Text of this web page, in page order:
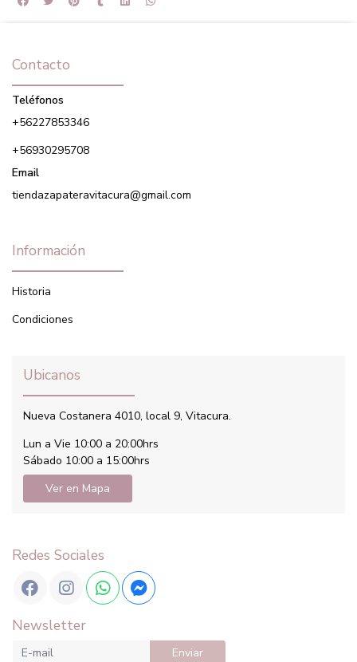
Contacto
Teléfonos
+56227853346
+56930295708
Email
tiendazapateravitacura@gmail.com
Información
Historia
Condiciones
Ubicanos
Nueva Costanera 4010, local 9, Vitacura.
Lun a Vie 10:00 a 20:00hrs
Sábado 10:00 a 15:00hrs
Ver en Mapa
Redes Sociales
Newsletter
Enviar